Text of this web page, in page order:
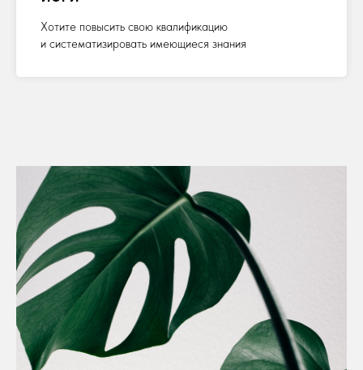
Хотите повысить свою квалификацию
и систематизировать имеющиеся знания